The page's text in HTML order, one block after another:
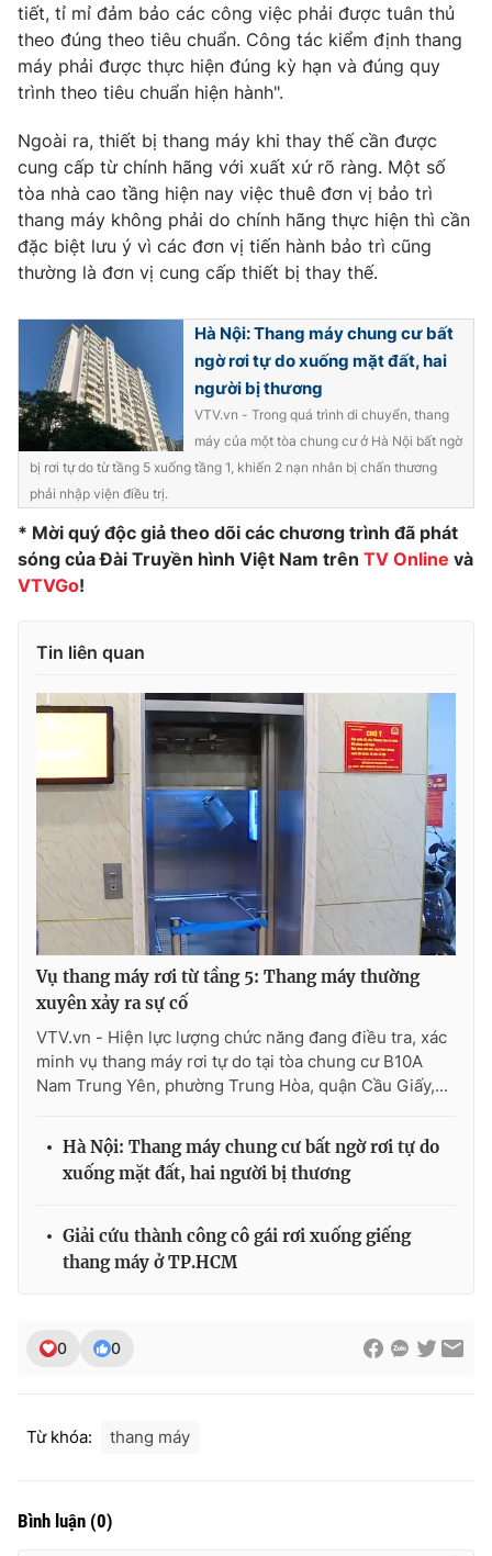
tiết, tỉ mỉ đảm bảo các công việc phải được tuân thủ
theo đúng theo tiêu chuẩn. Công tác kiểm định thang
máy phải được thực hiện đúng kỳ hạn và đúng quy
trình theo tiêu chuẩn hiện hành".
Ngoài ra, thiết bị thang máy khi thay thế cần được
cung cấp từ chính hãng với xuất xứ rõ ràng. Một số
tòa nhà cao tầng hiện nay việc thuê đơn vị bảo trì
thang máy không phải do chính hãng thực hiện thì cần
đặc biệt lưu ý vì các đơn vị tiến hành bảo trì cũng
thường là đơn vị cung cấp thiết bị thay thế.
Hà Nội: Thang máy chung cư bất
ngờ rơi tự do xuống mặt đất, hai
người bị thương
VTV.vn - Trong quá trình di chuyển, thang
máy của một tòa chung cư ở Hà Nội bất ngờ
bị rơi tự do từ tầng 5 xuống tầng 1, khiến 2 nạn nhân bị chấn thương
phải nhập viện điều trị.
* Mời quý độc giả theo dõi các chương trình đã phát
sóng của Đài Truyền hình Việt Nam trên TV Online và
VTVGo!
Tin liên quan
Vụ thang máy rơi từ tầng 5: Thang máy thường
xuyên xảy ra sự cố
VTV.vn - Hiện lực lượng chức năng đang điều tra, xác
minh vụ thang máy rơi tự do tại tòa chung cư B10A
Nam Trung Yên, phường Trung Hòa, quận Cầu Giấy,...
Hà Nội: Thang máy chung cư bất ngờ rơi tự do
xuống mặt đất, hai người bị thương
Giải cứu thành công cô gái rơi xuống giếng
thang máy ở TP.HCM
0 0
Từ khóa: thang máy
Bình luận (0)